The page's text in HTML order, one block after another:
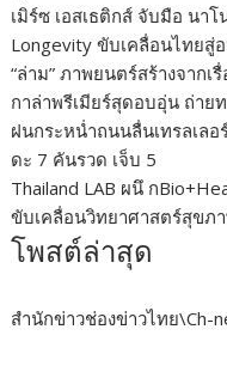
เมิร์ซ เอสเธติกส์ จับมือ นา
Longevity ขับเคลื่อนไทยสู่
“ล่าม” ภาพยนตร์สร้างจากเ
กาล่าพรีเมียร์สุดอบอุ่น ถ่า
ฝนกระหน่ำถนนลื่นเทรลเลอ
ดะ 7 คันรวด เจ็บ 5
Thailand LAB ผนึ ก
ขับเคลื่อนวิทยาศาสตร์สุขภ
โพสต์ล่าสุด
สำนักข่าวช่องข่าวไทย\Ch-